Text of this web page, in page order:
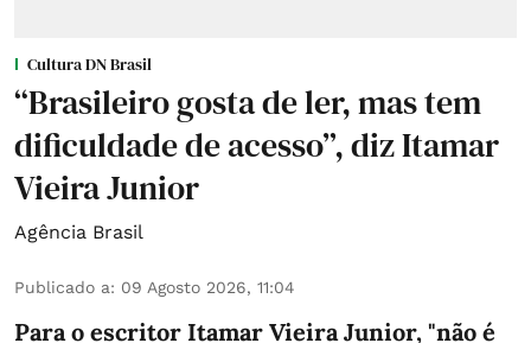
Cultura DN Brasil
“Brasileiro gosta de ler, mas tem
dificuldade de acesso”, diz Itamar
Vieira Junior
Agência Brasil
Publicado a: 09 Agosto 2026, 11:04
Para o escritor Itamar Vieira Junior, "não é